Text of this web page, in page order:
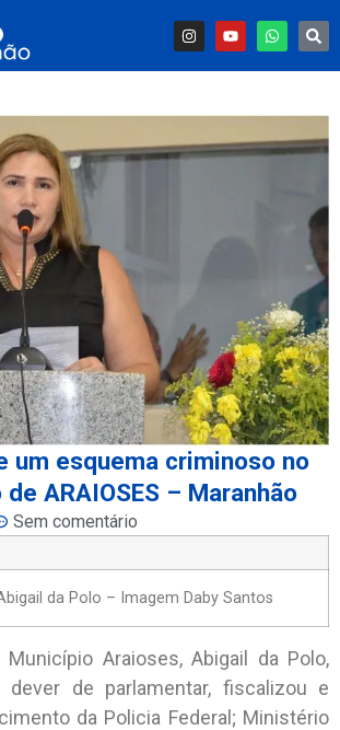
um esquema criminoso no
ARAIOSES – Maranhão
Sem comentário
da Polo – Imagem Daby Santos
Araioses, Abigail da Polo,
dever de parlamentar, fiscalizou e
da Policia Federal; Ministério